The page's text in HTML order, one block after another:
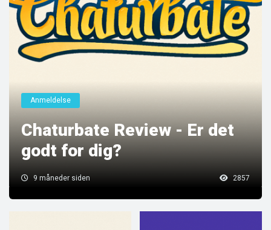
Anmeldelse
Chaturbate Review - Er det
godt for dig?
9 måneder siden 2857